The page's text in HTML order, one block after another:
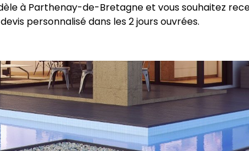
à Parthenay-de-Bretagne et vous souhaitez
personnalisé dans les 2 jours ouvrées.